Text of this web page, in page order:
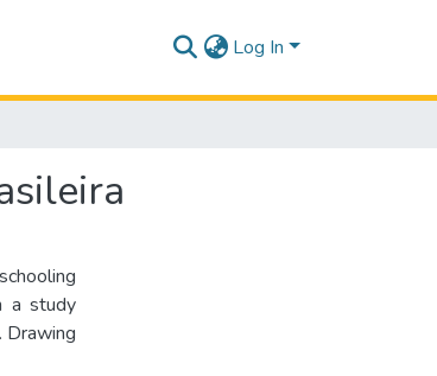
Log In
a study